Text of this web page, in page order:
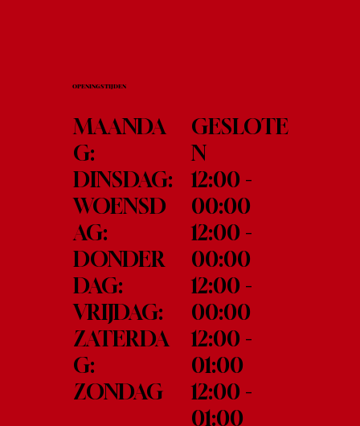
OPENINGSTIJDEN
MAANDA
G:
DINSDAG:
WOENSD
AG:
DONDER
DAG:
VRIJDAG:
ZATERDA
G:
ZONDAG
GESLOTE
N
12:00 -
00:00
12:00 -
00:00
12:00 -
00:00
12:00 -
01:00
12:00 -
01:00